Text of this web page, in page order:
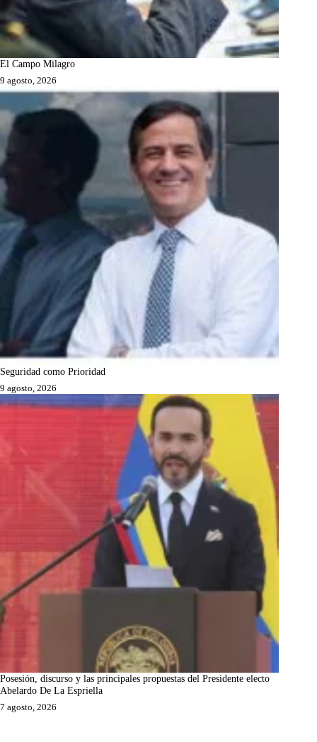
El Campo Milagro
9 agosto, 2026
Seguridad como Prioridad
9 agosto, 2026
Posesión, discurso y las principales propuestas del Presidente electo
Abelardo De La Espriella
7 agosto, 2026